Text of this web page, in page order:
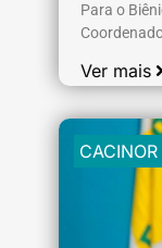
Para o
Ver mais
CACINOR